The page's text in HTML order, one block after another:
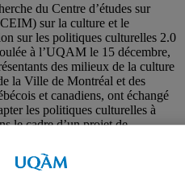
du Centre d’études sur
sur la culture et le
sur les politiques culturelles 2.0
à l’UQAM le 15 décembre,
des milieux de la culture
la Ville de Montréal et des
et canadiens, ont échangé
les politiques culturelles à
le cadre d’un projet de
aux affaires
cette journée de
enjeux et défis liés à